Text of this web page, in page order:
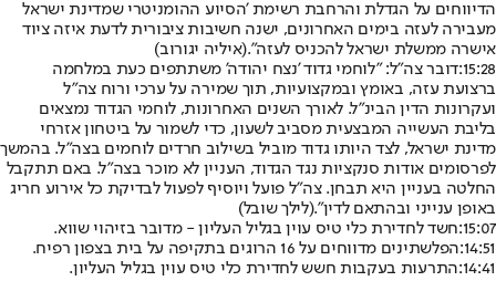
הדיווחים על הגדלת והרחבת רשימת 'הסיוע ההומניטרי שמדינת ישראל
מעבירה לעזה בימים האחרונים, ישנה חשיבות ציבורית לדעת איזה ציוד
אישרה ממשלת ישראל להכניס לעזה".(איליה יגורוב)
15:28: דובר צה״ל: "לוחמי גדוד 'נצח יהודה' משתתפים כעת במלחמה
ברצועת עזה, באומץ ובמקצועיות, תוך שמירה על ערכי ורוח צה״ל
ועקרונות הדין הבינ״ל. לאורך השנים האחרונות, לוחמי הגדוד נמצאים
בליבת העשייה המבצעית מסביב לשעון, כדי לשמור על ביטחון אזרחי
מדינת ישראל, לצד היותו גדוד מוביל בשילוב חרדים לוחמים בצה״ל. בהמשך
לפרסומים אודות סנקציות נגד הגדוד, העניין לא מוכר בצה״ל. באם תתקבל
החלטה בעניין היא תבחן. צה״ל פועל ויוסיף לפעול לבדיקת כל אירוע חריג
באופן ענייני ובהתאם לדין".(לילך שובל)
15:07: חשד לחדירת כלי טיס עוין בגליל העליון - מדובר בזיהוי שווא.
14:51: הפלשתינים מדווחים על 16 הרוגים בתקיפה על בית בצפון רפיח.
14:41: התרעות בעקבות חשש לחדירת כלי טיס עוין בגליל העליון.